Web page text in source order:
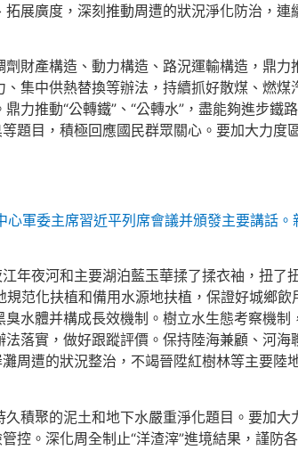
展廣度，深刻推動周遭的狀況淨化防治，連
財產構造、動力構造、路況運輸構造，鼎力
集中供熱替換等辦法，持續抓好散煤、燃煤
力推動“公轉鐵”、“公轉水”，盡能夠進步鐵
題目，積極回應國民群眾關心。要加大力度
軍委主席習近平列席會議并頒發主要講話。
年夜河和主要湖泊藍玉華揉了揉衣袖，扭了
范化扶植和備用水源地扶植，保證好城鄉飲
水體并構成長效機制。樹立水生態考察機制
落實，做好跟蹤評價。保持陸海兼顧、河海
周遭的狀況整治，不竭晉陞紅樹林等主要陸
積聚的泥土和地下水嚴重淨化題目。要加大
控。深化周全制止“洋渣滓”進境結果，謹防